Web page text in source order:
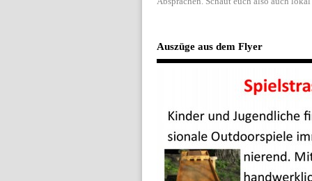
Auszüge aus dem Flyer